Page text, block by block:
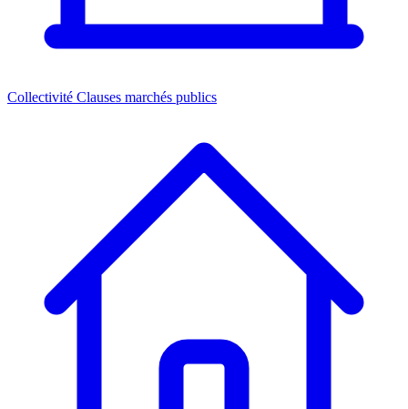
Collectivité Clauses marchés publics